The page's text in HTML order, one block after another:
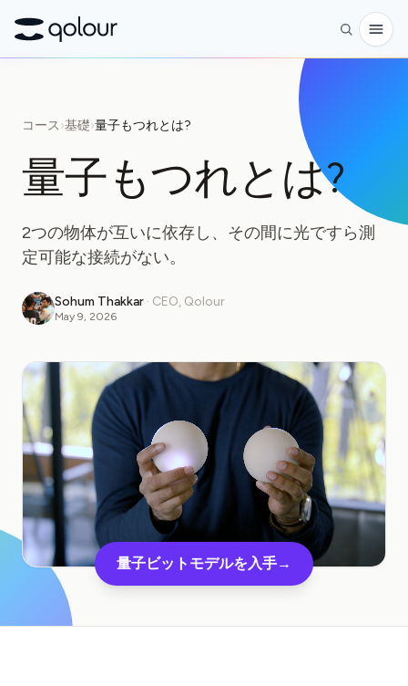
対象者
教育者
組織
サイエンス
実世界の量子ビット
教育事例
アウトリーチ事例
QCaMP Quantum Fundamentals Workshop
Undergraduate Quantum Education
技術ホワイトペーパー
リソース
コース›基礎›量子もつれとは?
量子もつれとは?
2つの物体が互いに依存し、その間に光ですら測
定可能な接続がない。
Sohum Thakkar · CEO, Qolour
May 9, 2026
量子ビットモデルを入手→